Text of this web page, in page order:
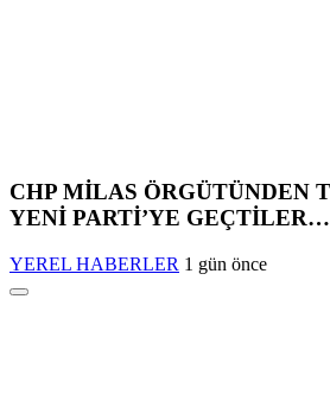
CHP MİLAS ÖRGÜTÜNDEN
YENİ PARTİ’YE GEÇTİLER…
YEREL HABERLER 1 gün önce